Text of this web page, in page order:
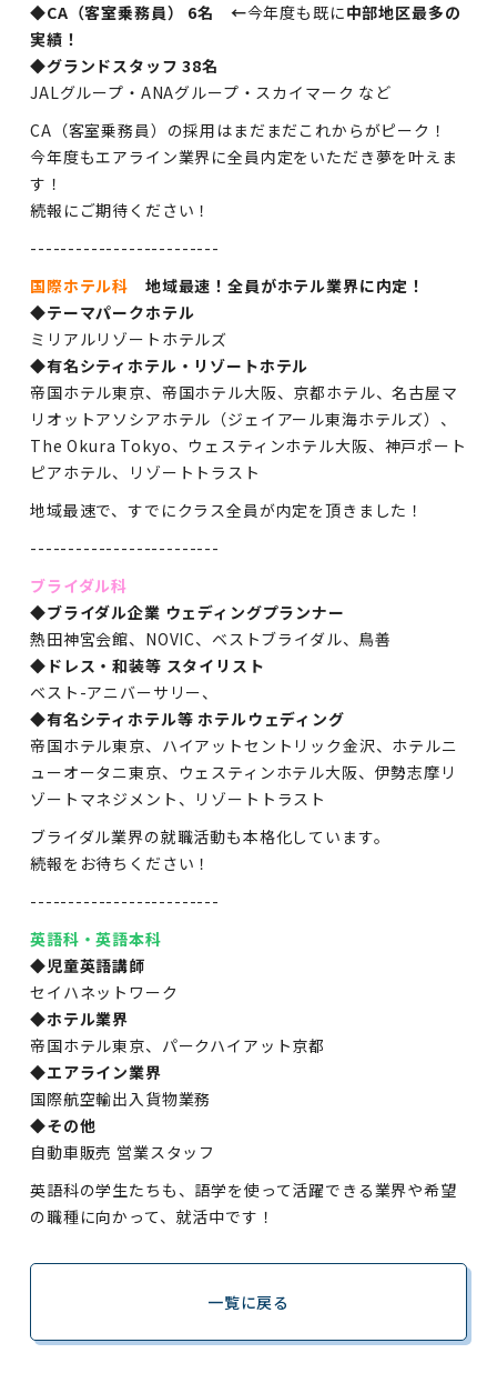
◆CA（客室乗務員） 6名 ←今年度も既に中部地区最多の
実績！
◆グランドスタッフ 38名
JALグループ・ANAグループ・スカイマーク など
CA（客室乗務員）の採用はまだまだこれからがピーク！
今年度もエアライン業界に全員内定をいただき夢を叶えま
す！
続報にご期待ください！
-------------------------
国際ホテル科
地域最速！全員がホテル業界に内定！
◆テーマパークホテル
ミリアルリゾートホテルズ
◆有名シティホテル・リゾートホテル
帝国ホテル東京、帝国ホテル大阪、京都ホテル、名古屋マ
リオットアソシアホテル（ジェイアール東海ホテルズ）、
The Okura Tokyo、ウェスティンホテル大阪、神戸ポート
ピアホテル、リゾートトラスト
地域最速で、すでにクラス全員が内定を頂きました！
-------------------------
ブライダル科
◆ブライダル企業 ウェディングプランナー
熱田神宮会館、NOVIC、ベストブライダル、鳥善
◆ドレス・和装等 スタイリスト
ベスト-アニバーサリー、
◆有名シティホテル等 ホテルウェディング
帝国ホテル東京、ハイアットセントリック金沢、ホテルニ
ューオータニ東京、ウェスティンホテル大阪、伊勢志摩リ
ゾートマネジメント、リゾートトラスト
ブライダル業界の就職活動も本格化しています。
続報をお待ちください！
-------------------------
英語科・英語本科
◆児童英語講師
セイハネットワーク
◆ホテル業界
帝国ホテル東京、パークハイアット京都
◆エアライン業界
国際航空輸出入貨物業務
◆その他
自動車販売 営業スタッフ
英語科の学生たちも、語学を使って活躍できる業界や希望
の職種に向かって、就活中です！
一覧に戻る